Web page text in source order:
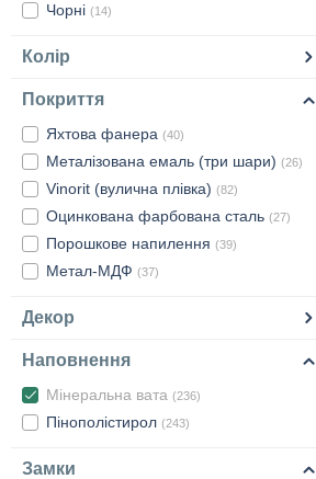
Чорні (14)
Колір
Покриття
Яхтова фанера (40)
Металізована емаль (три шари) (26)
Vinorit (вулична плівка) (82)
Оцинкована фарбована сталь (27)
Порошкове напилення (39)
Метал-МДФ (37)
Декор
Наповнення
Мінеральна вата (236)
Пінополістирол (243)
Замки